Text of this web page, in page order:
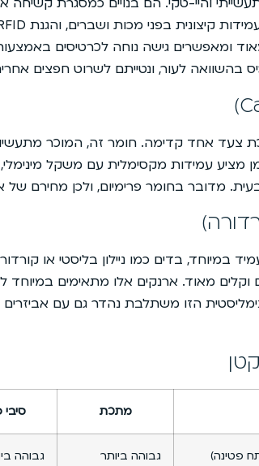
ומאפשרים גישה נוחה לכרטיסים באמצעות
לעור, ונטייתם לשרוט חפצים אחרים
צעד אחד קדימה. חומר זה, המוכר
מציע עמידות מקסימלית עם משקל
במיוחד, בדים כמו ניילון בליסטי או
וקלים מאוד. ארנקים אלו מתאימים במיוחד
הזו משתלבת נהדר גם עם אביזרים
מתכת
פטינה) גבוהה ביותר גבוהה